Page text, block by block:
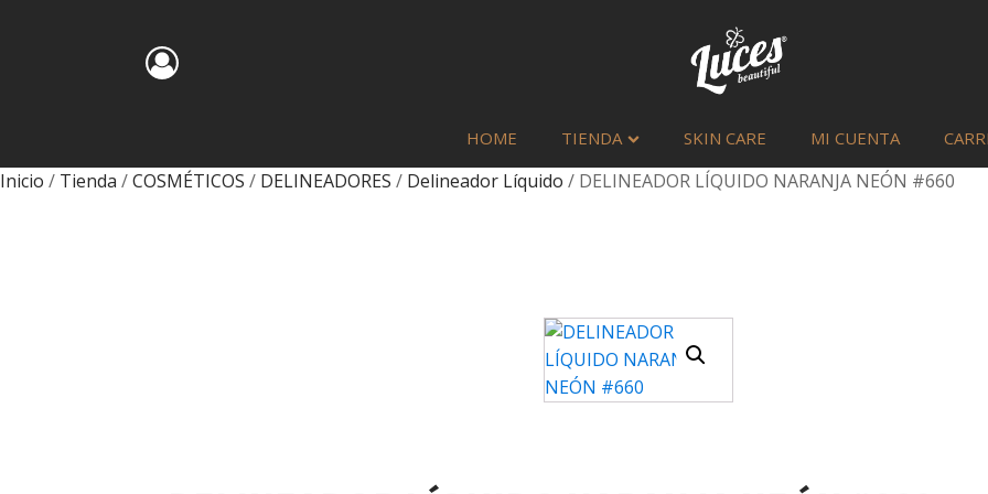
HOME TIENDA SKIN CARE MI CUENTA
Inicio / Tienda /COSMÉTICOS / DELINEADORES / Delineador Líquido / DELINEADOR LÍQUIDO NARANJA NEÓN #660